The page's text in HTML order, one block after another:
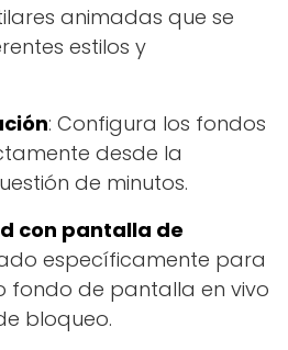
animadas que se
estilos y
: Configura los fondos
desde la
de minutos.
con pantalla de
específicamente para
fondo de pantalla en vivo
bloqueo.